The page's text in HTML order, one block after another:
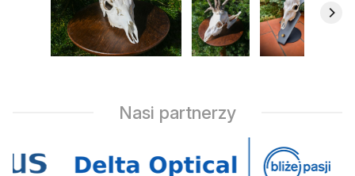
Zamów ogłoszenie on-line
Zamów ogłoszenie do druku
Nasi partnerzy